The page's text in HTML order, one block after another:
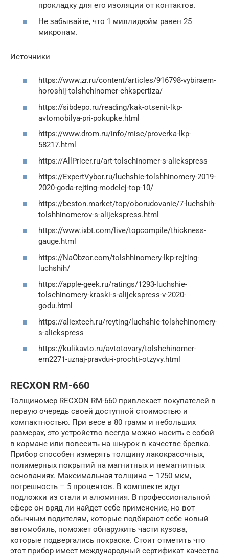
прокладку для его изоляции от контактов.
Не забывайте, что 1 миллидюйм равен 25
микронам.
Источники
https://www.zr.ru/content/articles/916798-vybiraem-
horoshij-tolshchinomer-ehkspertiza/
https://sibdepo.ru/reading/kak-otsenit-lkp-
avtomobilya-pri-pokupke.html
https://www.drom.ru/info/misc/proverka-lkp-
58217.html
https://AllPricer.ru/art-tolschinomer-s-aliekspress
https://ExpertVybor.ru/luchshie-tolshhinomery-2019-
2020-goda-rejting-modelej-top-10/
https://beston.market/top/oborudovanie/7-luchshih-
tolshhinomerov-s-alijekspress.html
https://www.ixbt.com/live/topcompile/thickness-
gauge.html
https://NaObzor.com/tolshhinomery-lkp-rejting-
luchshih/
https://apple-geek.ru/ratings/1293-luchshie-
tolschinomery-kraski-s-alijekspress-v-2020-
godu.html
https://aliextech.ru/reyting/luchshie-tolshchinomery-
s-aliekspress
https://kulikavto.ru/avtotovary/tolshchinomer-
em2271-uznaj-pravdu-i-prochti-otzyvy.html
RECXON RM-660
Толщиномер RECXON RM-660 привлекает покупателей в
первую очередь своей доступной стоимостью и
компактностью. При весе в 80 грамм и небольших
размерах, это устройство всегда можно носить с собой
в кармане или повесить на шнурок в качестве брелка.
Прибор способен измерять толщину лакокрасочных,
полимерных покрытий на магнитных и немагнитных
основаниях. Максимальная толщина – 1250 мкм,
погрешность – 5 процентов. В комплекте идут
подложки из стали и алюминия. В профессиональной
сфере он вряд ли найдет себе применение, но вот
обычным водителям, которые подбирают себе новый
автомобиль, поможет обнаружить части кузова,
которые подвергались покраске. Стоит отметить что
этот прибор имеет международный сертификат качества